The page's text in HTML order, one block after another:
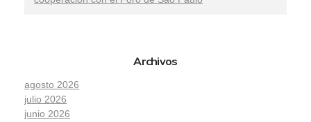
Archivos
agosto 2026
julio 2026
junio 2026